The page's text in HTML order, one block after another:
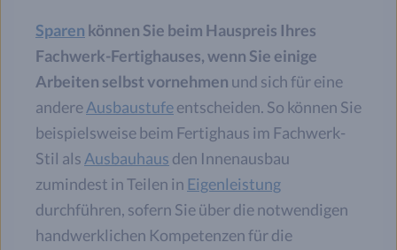
Sparen können Sie beim Hauspreis Ihres
Fachwerk-Fertighauses, wenn Sie einige
Arbeiten selbst vornehmen und sich für eine
andereAusbaustufeentscheiden. So können Sie
beispielsweise beim Fertighaus im Fachwerk-
Stil als Ausbauhaus den Innenausbau
zumindest in Teilen in Eigenleistung
durchführen, sofern Sie über die notwendigen
handwerklichen Kompetenzen für die